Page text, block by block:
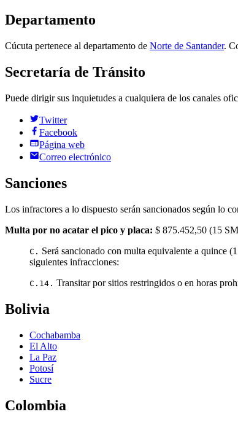
Departamento
Cúcuta pertenece al departamento de Norte de Santander.
Secretaría de Tránsito
Puede dirigir sus inquietudes a cualquiera de los canales
Twitter
Facebook
Página web
Correo electrónico
Sanciones
Los infractores a lo dispuesto serán sancionados según lo
Multa por no acatar el pico y placa: $ 875.452,50 (15
C. Será sancionado con multa equivalente a quince
siguientes infracciones:
C.14. Transitar por sitios restringidos o en horas
Bolivia
Cochabamba
El Alto
La Paz
Potosí
Sucre
Colombia